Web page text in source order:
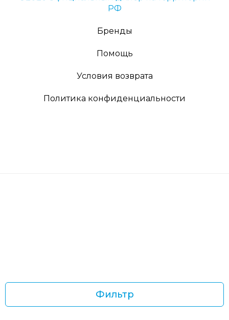
Фильтр
РФ
Бренды
Помощь
Условия возврата
Политика конфиденциальности